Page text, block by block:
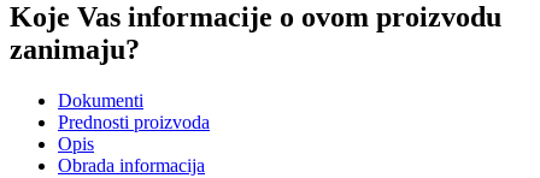
Koje Vas informacije o ovom proizvodu
zanimaju?
Dokumenti
Prednosti proizvoda
Opis
Obrada informacija